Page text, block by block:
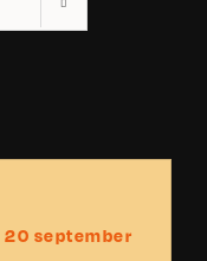
20 september